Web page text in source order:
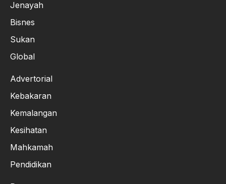
Jenayah
Bisnes
Sukan
Global
Advertorial
Kebakaran
Kemalangan
Kesihatan
Mahkamah
Pendidikan